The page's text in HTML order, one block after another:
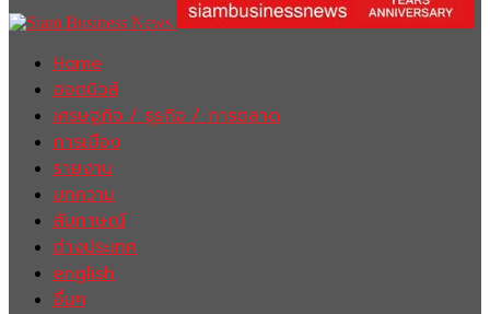
Home
ฮอตนิวส์
เศรษฐกิจ / ธุรกิจ / การตลาด
การเมือง
รายงาน
บทความ
สัมภาษณ์
ต่างประเทศ
english
อื่นๆ